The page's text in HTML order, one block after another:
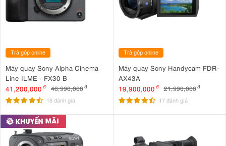
Trả góp online
Máy quay Sony Alpha Cinema
Line ILME - FX30 B
41,200,000 đ 46,990,000đ
18 đánh giá
Trả góp online
Máy quay Sony Handycam FDR-
AX43A
19,900,000 đ 21,990,000 đ
17 đánh giá